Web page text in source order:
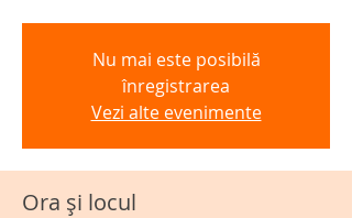
Nu mai este posibilă
înregistrarea
Vezi alte evenimente
Ora și locul